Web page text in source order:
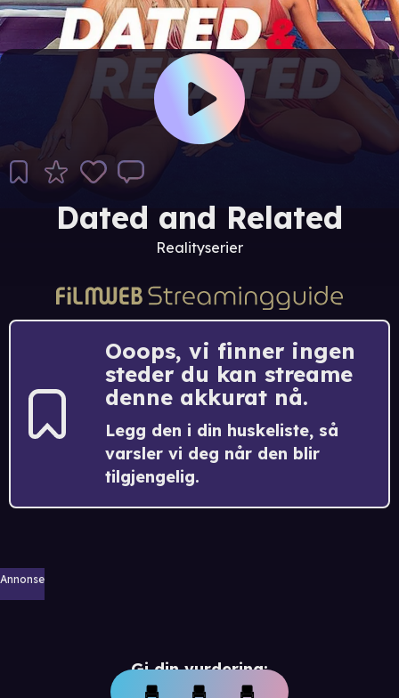
Dated and Related
Realityserier
Ooops, vi finner ingen
steder du kan streame
denne akkurat nå.
Legg den i din huskeliste, så
varsler vi deg når den blir
tilgjengelig.
Annonse
Gi din vurdering: